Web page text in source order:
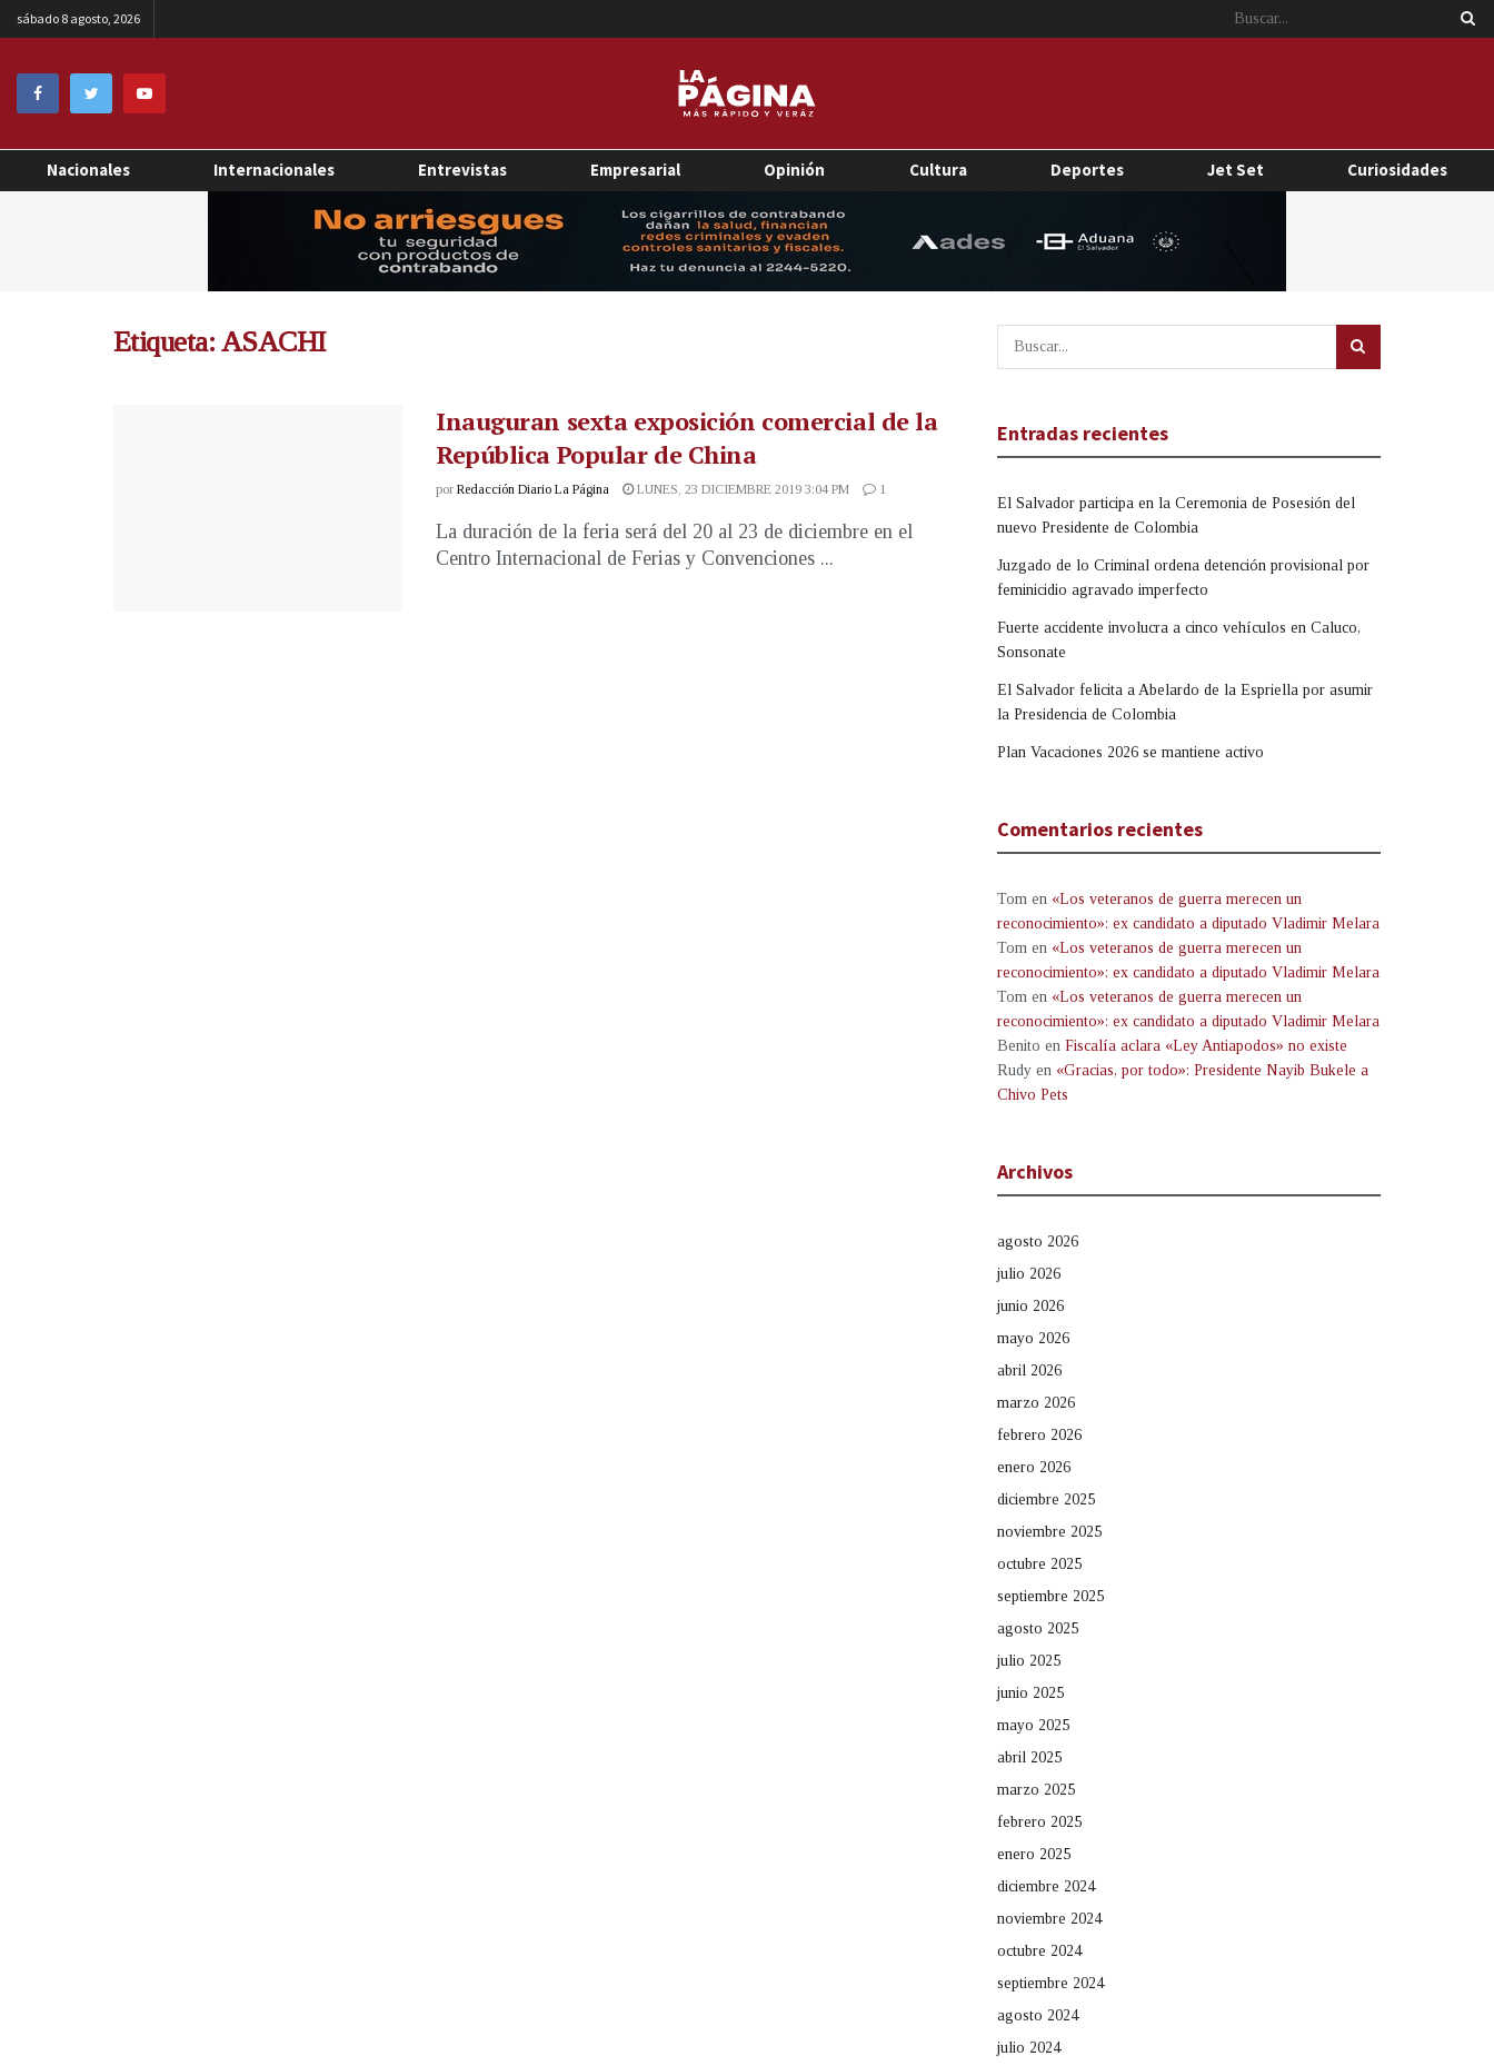
sábado 8 agosto, 2026
Nacionales Internacionales Entrevistas Empresarial Opinión Cultura Deportes Jet Set Curiosidades
Etiqueta: ASACHI
Inauguran sexta exposición comercial de la
República Popular de China
por Redacción Diario La Página LUNES, 23 DICIEMBRE 2019 3:04 PM 1
La duración de la feria será del 20 al 23 de diciembre en el
Centro Internacional de Ferias y Convenciones ...
Entradas recientes
El Salvador participa en la Ceremonia de Posesión del
nuevo Presidente de Colombia
Juzgado de lo Criminal ordena detención provisional por
feminicidio agravado imperfecto
Fuerte accidente involucra a cinco vehículos en Caluco,
Sonsonate
El Salvador felicita a Abelardo de la Espriella por asumir
la Presidencia de Colombia
Plan Vacaciones 2026 se mantiene activo
Comentarios recientes
Tom en «Los veteranos de guerra merecen un
reconocimiento»: ex candidato a diputado Vladimir Melara
Tom en «Los veteranos de guerra merecen un
reconocimiento»: ex candidato a diputado Vladimir Melara
Tom en «Los veteranos de guerra merecen un
reconocimiento»: ex candidato a diputado Vladimir Melara
Benito en Fiscalía aclara «Ley Antiapodos» no existe
Rudy en «Gracias, por todo»: Presidente Nayib Bukele a
Chivo Pets
Archivos
agosto 2026
julio 2026
junio 2026
mayo 2026
abril 2026
marzo 2026
febrero 2026
enero 2026
diciembre 2025
noviembre 2025
octubre 2025
septiembre 2025
agosto 2025
julio 2025
junio 2025
mayo 2025
abril 2025
marzo 2025
febrero 2025
enero 2025
diciembre 2024
noviembre 2024
octubre 2024
septiembre 2024
agosto 2024
julio 2024